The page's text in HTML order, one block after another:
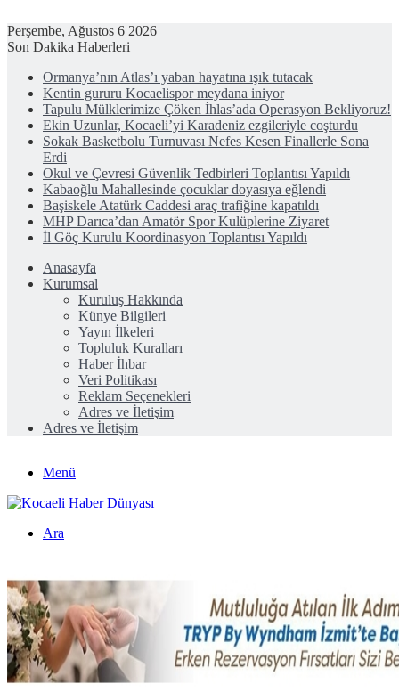
Perşembe, Ağustos 6 2026
Son Dakika Haberleri
Ormanya’nın Atlas’ı yaban hayatına ışık tutacak
Kentin gururu Kocaelispor meydana iniyor
Tapulu Mülklerimize Çöken İhlas’ada Operasyon Bekliyoruz!
Ekin Uzunlar, Kocaeli’yi Karadeniz ezgileriyle coşturdu
Sokak Basketbolu Turnuvası Nefes Kesen Finallerle Sona
Erdi
Okul ve Çevresi Güvenlik Tedbirleri Toplantısı Yapıldı
Kabaoğlu Mahallesinde çocuklar doyasıya eğlendi
Başiskele Atatürk Caddesi araç trafiğine kapatıldı
MHP Darıca’dan Amatör Spor Kulüplerine Ziyaret
İl Göç Kurulu Koordinasyon Toplantısı Yapıldı
Anasayfa
Kurumsal
Kuruluş Hakkında
Künye Bilgileri
Yayın İlkeleri
Topluluk Kuralları
Haber İhbar
Veri Politikası
Reklam Seçenekleri
Adres ve İletişim
Adres ve İletişim
Menü
Ara